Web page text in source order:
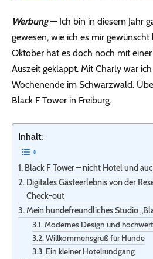
Werbung— Ich bin in diesem Jahr
gewesen, wie ich es mir gewünscht
Oktober hat es doch noch mit
Auszeit geklappt. Mit Charly war
Wochenende im Schwarzwald.
Black F Tower in Freiburg.
Inhalt:
Black F Tower – nicht Hotel und
Digitales Gästeerlebnis von der
Check-out
Mein hundefreundliches Studio
Modernes Design und
Willkommensgruß für Hunde
Ein kleiner Hotelrundgang